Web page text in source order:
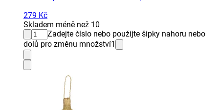
279 Kč
Skladem méně než 10
Zadejte číslo nebo použijte šipky nahoru nebo
dolů pro změnu množství1